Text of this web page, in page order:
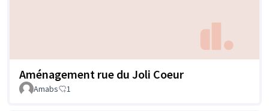
Aménagement rue du Joli Coeur
Amabs 1